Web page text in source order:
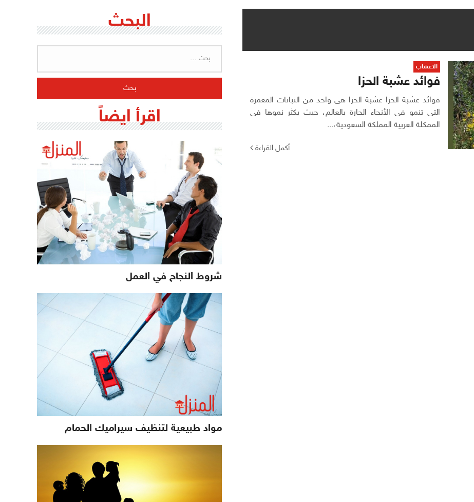
الاعشاب
فوائد عشبة الحزا
فوائد عشبة الحزا عشبة الحزا هى واحد من النباتات المعمرة
التى تنمو فى الأنحاء الحارة بالعالم، حيث يكثر نموها فى
الممكلة العربية المملكة السعودية،...
أكمل القراءة
البحث
اقرأ ايضاً
شروط النجاح في العمل
مواد طبيعية لتنظيف سيراميك الحمام